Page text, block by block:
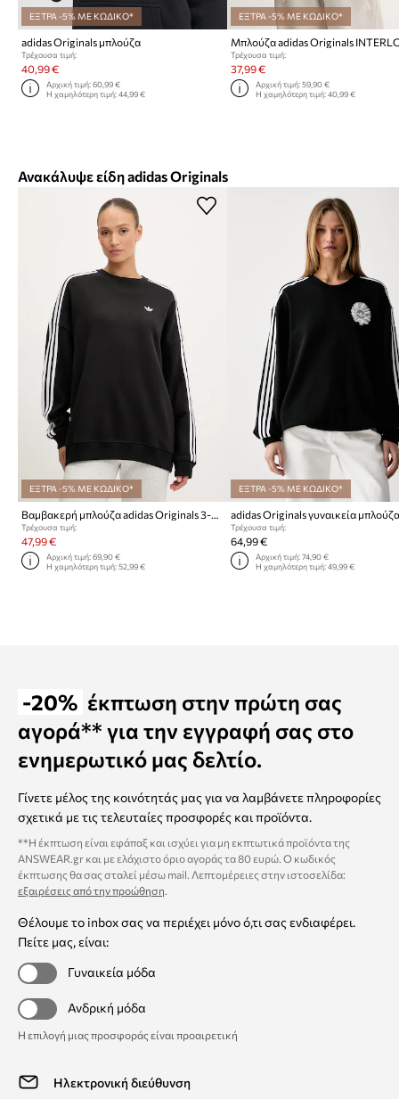
ΕΞΤΡΑ -5% ΜΕ ΚΩΔΙΚΟ*
adidas Originals μπλούζα
Τρέχουσα τιμή:
40,99 €
Αρχική τιμή:60,99 €
Η χαμηλότερη τιμή:44,99 €
ΕΞΤΡΑ -5% ΜΕ ΚΩΔΙΚΟ*
Τρέχουσα τιμή:
37,99 €
Αρχική τιμή: 59,90 €
Η χαμηλότερη τιμή: 40,99 €
Ανακάλυψε είδη adidas Originals
ΕΞΤΡΑ -5% ΜΕ ΚΩΔΙΚΟ*
Βαμβακερή μπλούζα adidas Originals 3-Stripes
Τρέχουσα τιμή:
47,99 €
Αρχική τιμή:69,90 €
Η χαμηλότερη τιμή:52,99 €
ΕΞΤΡΑ -5% ΜΕ ΚΩΔΙΚΟ*
Τρέχουσα τιμή:
64,99 €
Αρχική τιμή: 74,90 €
Η χαμηλότερη τιμή: 49,99 €
-20% έκπτωση στην πρώτη σας
αγορά** για την εγγραφή σας στο
ενημερωτικό μας δελτίο.
Γίνετε μέλος της κοινότητάς μας για να λαμβάνετε πληροφορίες
σχετικά με τις τελευταίες προσφορές και προϊόντα.
**Η έκπτωση είναι εφάπαξ και ισχύει για μη εκπτωτικά προϊόντα της
ANSWEAR.gr και με ελάχιστο όριο αγοράς τα 80 ευρώ. Ο κωδικός
έκπτωσης θα σας σταλεί μέσω mail. Λεπτομέρειες στην ιστοσελίδα:
εξαιρέσεις από την προώθηση
Θέλουμε το inbox σας να περιέχει μόνο ό,τι σας ενδιαφέρει.
Πείτε μας, είναι:
Γυναικεία μόδα
Ανδρική μόδα
Η επιλογή μιας προσφοράς είναι προαιρετική